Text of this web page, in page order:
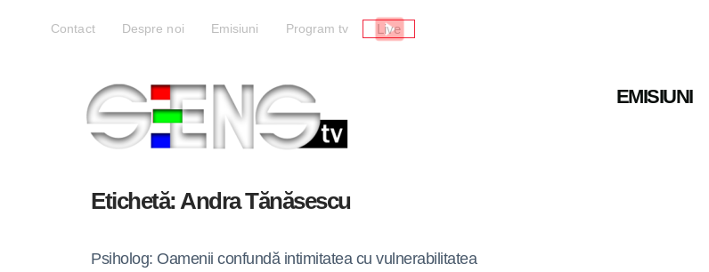
Contact Despre noi Emisiuni Program tv Live
EMISIUNI
Etichetă:Andra Tănăsescu
Psiholog: Oamenii confundă intimitatea cu vulnerabilitatea